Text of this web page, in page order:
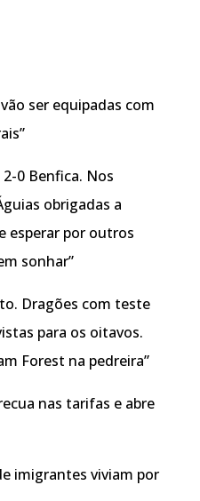
ser equipadas com
2-0 Benfica. Nos
obrigadas a
esperar por outros
sonhar”
Dragões com teste
para os oitavos.
Forest na pedreira”
nas tarifas e abre
imigrantes viviam por